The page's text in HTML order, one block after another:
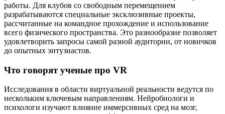
работы. Для клубов со свободным перемещением
разрабатываются специальные эксклюзивные проекты,
рассчитанные на командное прохождение и использование
всего физического пространства. Это разнообразие позволяет
удовлетворить запросы самой разной аудитории, от новичков
до опытных энтузиастов.
Что говорят ученые про VR
Исследования в области виртуальной реальности ведутся по
нескольким ключевым направлениям. Нейробиологи и
психологи изучают влияние иммерсивных сред на мозг,